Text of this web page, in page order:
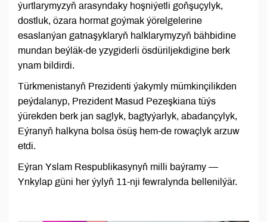
ýurtlarymyzyň arasyndaky hoşniýetli goňşuçylyk,
dostluk, özara hormat goýmak ýörelgelerine
esaslanýan gatnaşyklaryň halklarymyzyň bähbidine
mundan beýläk-de yzygiderli ösdüriljekdigine berk
ynam bildirdi.
Türkmenistanyň Prezidenti ýakymly mümkinçilikden
peýdalanyp, Prezident Masud Pezeşkiana tüýs
ýürekden berk jan saglyk, bagtyýarlyk, abadançylyk,
Eýranyň halkyna bolsa ösüş hem-de rowaçlyk arzuw
etdi.
Eýran Yslam Respublikasynyň milli baýramy —
Ynkylap güni her ýylyň 11-nji fewralynda bellenilýär.